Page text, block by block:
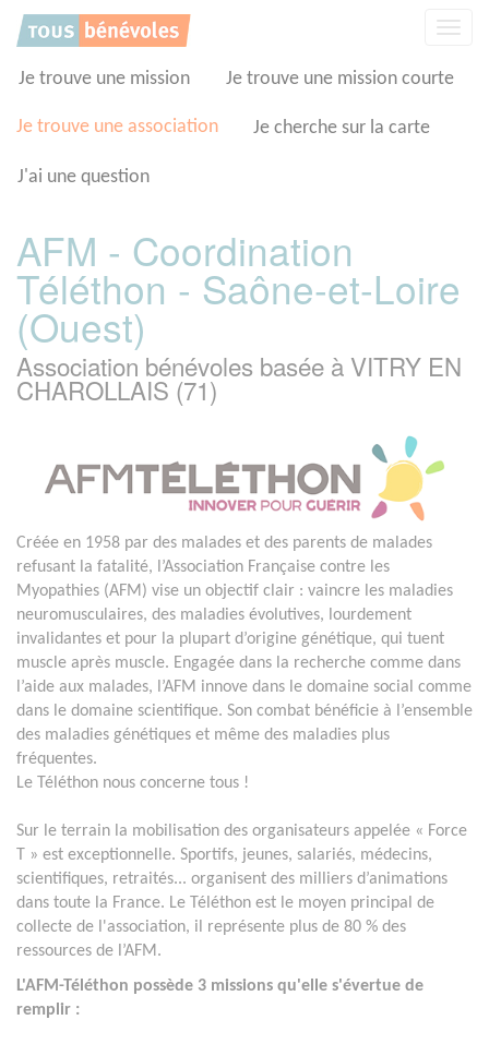
Je trouve une mission Je trouve une mission courte
Je trouve une association Je cherche sur la carte
J'ai une question
AFM - Coordination
Téléthon - Saône-et-Loire
(Ouest)
Association bénévoles basée à VITRY EN
CHAROLLAIS (71)
Créée en 1958 par des malades et des parents de malades
refusant la fatalité, l’Association Française contre les
Myopathies (AFM) vise un objectif clair : vaincre les maladies
neuromusculaires, des maladies évolutives, lourdement
invalidantes et pour la plupart d’origine génétique, qui tuent
muscle après muscle. Engagée dans la recherche comme dans
l’aide aux malades, l’AFM innove dans le domaine social comme
dans le domaine scientifique. Son combat bénéficie à l’ensemble
des maladies génétiques et même des maladies plus
fréquentes.
Le Téléthon nous concerne tous !
Sur le terrain la mobilisation des organisateurs appelée « Force
T » est exceptionnelle. Sportifs, jeunes, salariés, médecins,
scientifiques, retraités... organisent des milliers d’animations
dans toute la France. Le Téléthon est le moyen principal de
collecte de l'association, il représente plus de 80 % des
ressources de l’AFM.
L'AFM-Téléthon possède 3 missions qu'elle s'évertue de
remplir :
Panneau de gestion des cookies